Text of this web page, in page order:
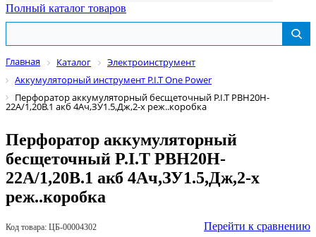
Полный каталог товаров
Главная Каталог
Электроинструмент
Аккумуляторный инструмент P.I.T One Power
Перфоратор аккумуляторный бесщеточный P.I.T РВН20H-
22A/1,20B.1 акб 4Aч,ЗУ1.5,Дж,2-х реж..коробка
Перфоратор аккумуляторный
бесщеточный P.I.T РВН20H-
22A/1,20B.1 акб 4Aч,ЗУ1.5,Дж,2-х
реж..коробка
Код товара: ЦБ-00004302 Перейти к сравнению